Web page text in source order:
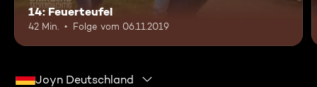
14: Feuerteufel
42 Min. Folge vom 06.11.2019
Joyn Deutschland